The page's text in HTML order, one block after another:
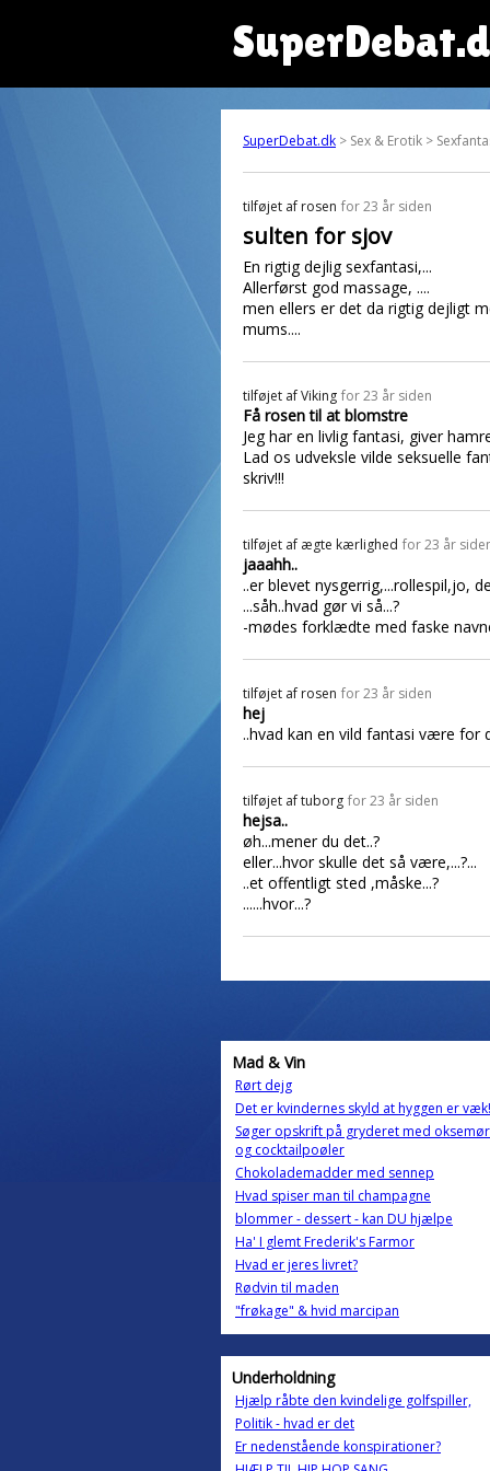
SuperDebat.dk > Sex & Erotik >
tilføjet af rosen for 23 år siden
sulten for sjov
En rigtig dejlig sexfantasi,...
Allerførst god massage, ....
men ellers er det da rigtig dejligt
mums....
tilføjet afViking for 23 år siden
Få rosen til at blomstre
Jeg har en livlig fantasi, giver
Lad os udveksle vilde seksuelle
skriv!!!
tilføjet af ægte kærlighed for 23 år
jaaahh..
..er blevet nysgerrig,...rollespil,jo,
...såh..hvad gør vi så...?
-mødes forklædte med faske
tilføjet af rosen for 23 år siden
hej
..hvad kan en vild fantasi være for
tilføjet aftuborg for 23 år siden
hejsa..
øh...mener du det..?
eller...hvor skulle det så være,...?...
..et offentligt sted ,måske...?
......hvor...?
Mad & Vin
Rørt dejg
Det er kvindernes skyld at hyggen er væk!
Søger opskrift på gryderet med
og cocktailpoøler
Chokolademadder med sennep
Hvad spiser man til champagne
blommer - dessert - kan DU hjælpe
Ha' I glemt Frederik's Farmor
Hvad er jeres livret?
Rødvin til maden
"frøkage" & hvid marcipan
Underholdning
Hjælp råbte den kvindelige golfspiller,
Politik - hvad er det
Er nedenstående konspirationer?